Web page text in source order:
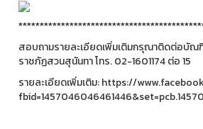
สอบถามรายละเอียดเพิ่มเติมกรุณาติดต่อบัณ
ราชภัฏสวนสุนันทา โทร. 02-1601174 ต่อ 15
รายละเอียดเพิ่มเติม: https://